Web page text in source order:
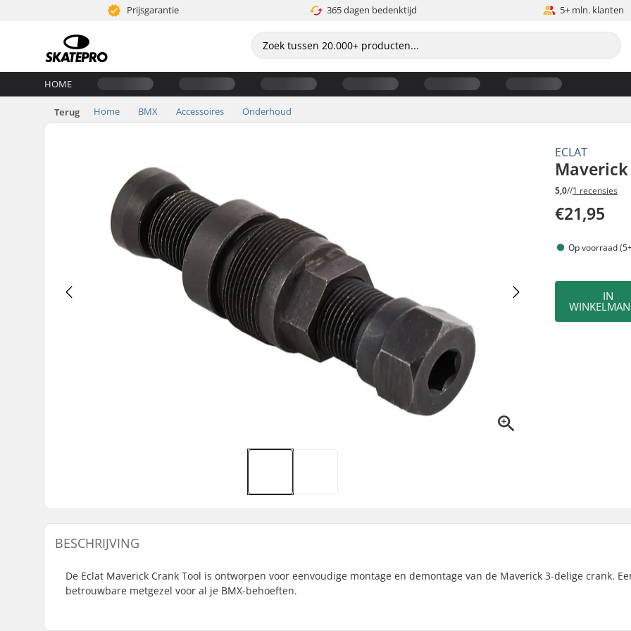
Prijsgarantie 365 dagen bedenktijd 5+ mln. klanten
HOME
Terug Home BMX Accessoires Onderhoud
ECLAT
5,0//1 recensies
€21,95
Op voorraad
IN
BESCHRIJVING
De Eclat Maverick Crank Tool is ontworpen voor eenvoudige montage en demontage van de Maverick 3-delige crank.
betrouwbare metgezel voor al je BMX-behoeften.